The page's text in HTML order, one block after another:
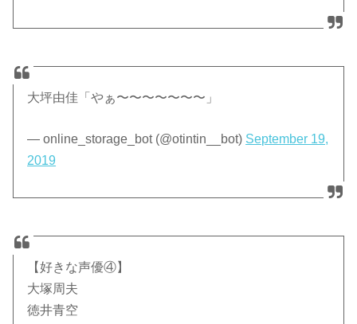
大坪由佳「やぁ〜〜〜〜〜〜〜」
— online_storage_bot (@otintin__bot) September 19,
2019
【好きな声優④】
大塚周夫
徳井青空